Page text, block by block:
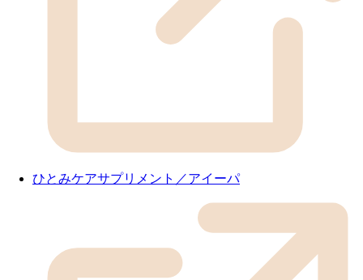
ひとみケアサプリメント／アイーパ